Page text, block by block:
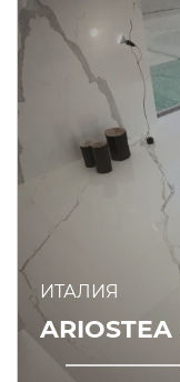
ИТАЛИЯ
ARIOSTEA